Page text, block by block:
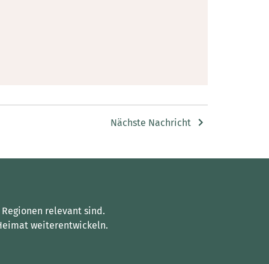
Nächste Nachricht
relevant sind.
weiterentwickeln.